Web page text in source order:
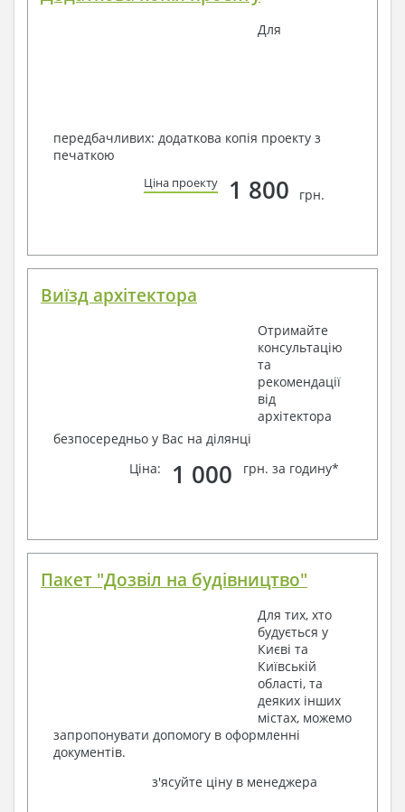
Для
передбачливих: додаткова копія проекту з
печаткою
Ціна проекту 1 800 грн.
Виїзд архітектора
Отримайте
консультацію
та
рекомендації
від
архітектора
безпосередньо у Вас на ділянці
Ціна:
1 000 грн. за годину*
Пакет "Дозвіл на будівництво"
Для тих, хто
будується у
Києві та
Київській
області, та
деяких інших
містах, можемо
запропонувати допомогу в оформленні
документів.
з'ясуйте ціну в менеджера